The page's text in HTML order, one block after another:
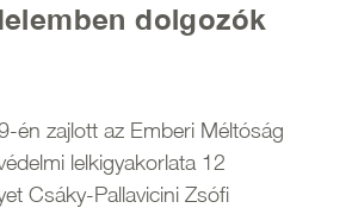
dolgozók
én zajlott az Emberi Méltóság
lelkigyakorlata 12
Csáky-Pallavicini Zsófi